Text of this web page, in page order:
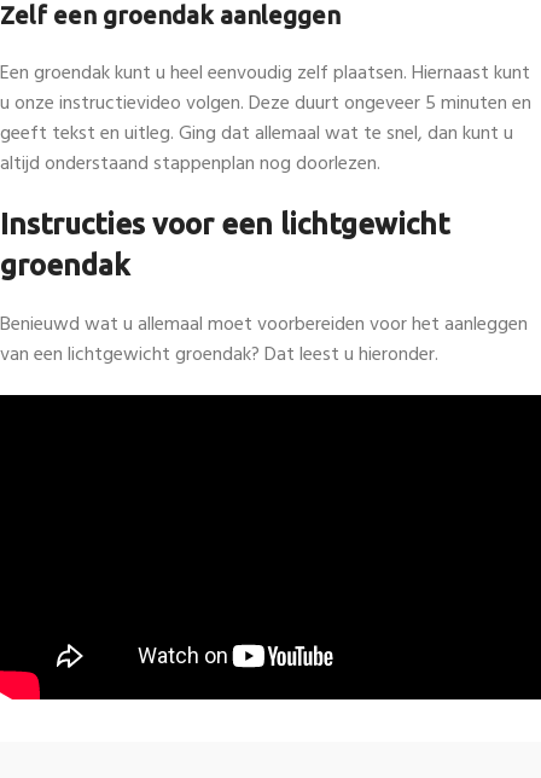
Zelf een groendak aanleggen
Een groendak kunt u heel eenvoudig zelf plaatsen. Hiernaast kunt
u onze instructievideo volgen. Deze duurt ongeveer 5 minuten en
geeft tekst en uitleg. Ging dat allemaal wat te snel, dan kunt u
altijd onderstaand stappenplan nog doorlezen.
Instructies voor een lichtgewicht
groendak
Benieuwd wat u allemaal moet voorbereiden voor het aanleggen
van een lichtgewicht groendak? Dat leest u hieronder.